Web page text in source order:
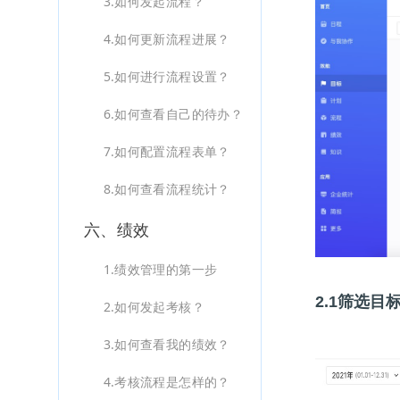
4.如何更新流程进展？
5.如何进行流程设置？
6.如何查看自己的待办？
7.如何配置流程表单？
8.如何查看流程统计？
六、绩效
1.绩效管理的第一步
2.如何发起考核？
3.如何查看我的绩效？
4.考核流程是怎样的？
2.1筛选目